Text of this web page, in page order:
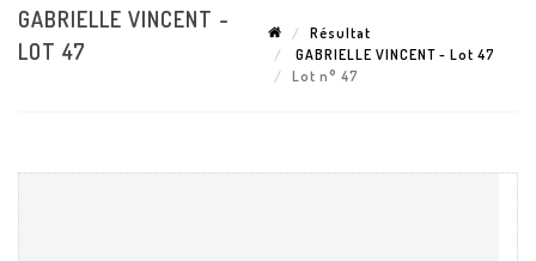
GABRIELLE VINCENT -
LOT 47
Résultat
GABRIELLE VINCENT - Lot 47
Lot n° 47